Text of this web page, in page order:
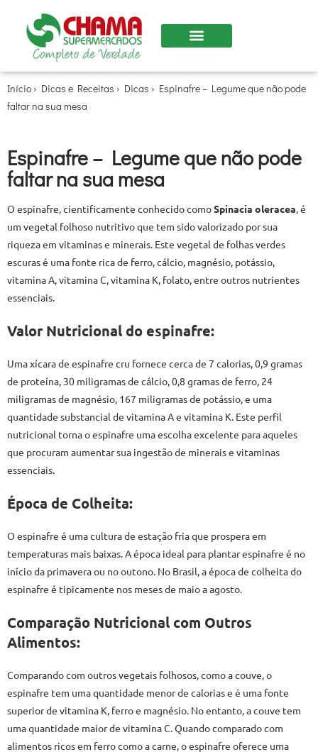
Início › Dicas e Receitas › Dicas › Espinafre – Legume que não pode
faltar na sua mesa
Espinafre – Legume que não pode
faltar na sua mesa
O espinafre, cientificamente conhecido comoSpinacia oleracea , é
um vegetal folhoso nutritivo que tem sido valorizado por sua
riqueza em vitaminas e minerais. Este vegetal de folhas verdes
escuras é uma fonte rica de ferro, cálcio, magnésio, potássio,
vitamina A, vitamina C, vitamina K, folato, entre outros nutrientes
essenciais.
Valor Nutricional do espinafre:
Uma xícara de espinafre cru fornece cerca de 7 calorias, 0,9 gramas
de proteína, 30 miligramas de cálcio, 0,8 gramas de ferro, 24
miligramas de magnésio, 167 miligramas de potássio, e uma
quantidade substancial de vitamina A e vitamina K. Este perfil
nutricional torna o espinafre uma escolha excelente para aqueles
que procuram aumentar sua ingestão de minerais e vitaminas
essenciais.
Época de Colheita:
O espinafre é uma cultura de estação fria que prospera em
temperaturas mais baixas. A época ideal para plantar espinafre é no
início da primavera ou no outono. No Brasil, a época de colheita do
espinafre é tipicamente nos meses de maio a agosto.
Comparação Nutricional com Outros
Alimentos:
Comparando com outros vegetais folhosos, como a couve, o
espinafre tem uma quantidade menor de calorias e é uma fonte
superior de vitamina K, ferro e magnésio. No entanto, a couve tem
uma quantidade maior de vitamina C. Quando comparado com
alimentos ricos em ferro como a carne, o espinafre oferece uma